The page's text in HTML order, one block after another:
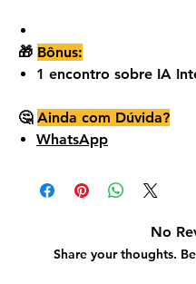
🎁 Bônus:
1 encontro sobre IA
🤔 Ainda com Dúvida?
WhatsApp
No
Share your thoughts.